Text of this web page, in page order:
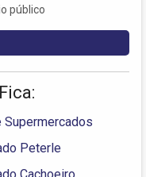
público
Supermercados
Peterle
Cachoeiro